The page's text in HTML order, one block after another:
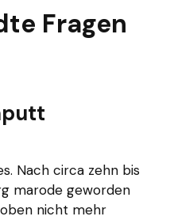
Fragen
Nach circa zehn bis
marode geworden
nicht mehr